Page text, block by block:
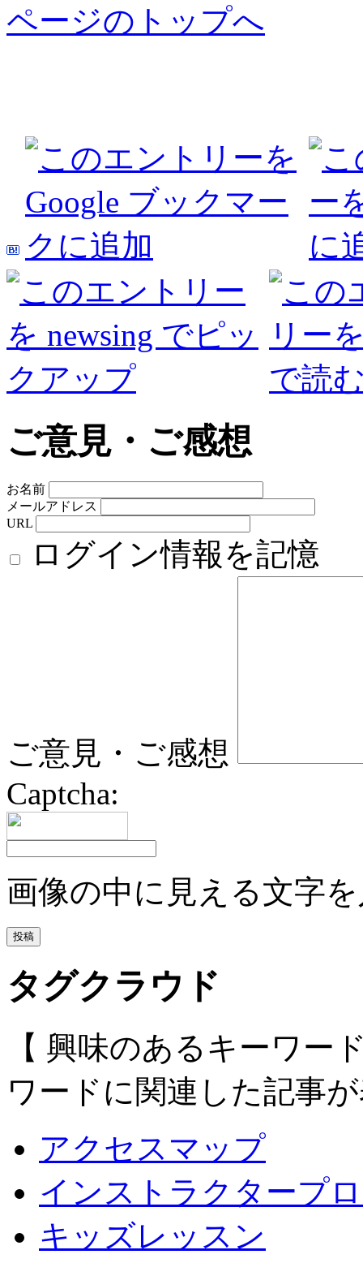
ページのトップへ
ご意見・ご感想
お名前
メールアドレス
URL
ログイン情報を記憶
ご意見・ご感想
Captcha:
画像の中に見える文字
タグクラウド
【 興味のあるキーワー
ワードに関連した記事
アクセスマップ
インストラクタープ
キッズレッスン